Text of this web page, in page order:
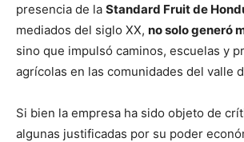
presencia de la Standard Fruit de
mediados del siglo XX, no solo generó
sino que impulsó caminos, escuelas y
agrícolas en las comunidades del valle
Si bien la empresa ha sido objeto de
algunas justificadas por su poder